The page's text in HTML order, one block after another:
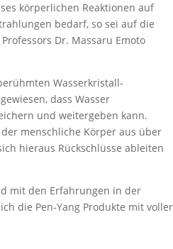
körperlichen Reaktionen auf
bedarf, so sei auf die
Dr. Massaru Emoto
Wasserkristall-
dass Wasser
und weitergeben kann.
menschliche Körper aus über
hieraus Rückschlüsse ableiten
mit den Erfahrungen in der
die Pen-Yang Produkte mit voller